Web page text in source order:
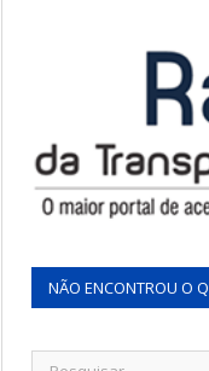
NÃO ENCONTROU O